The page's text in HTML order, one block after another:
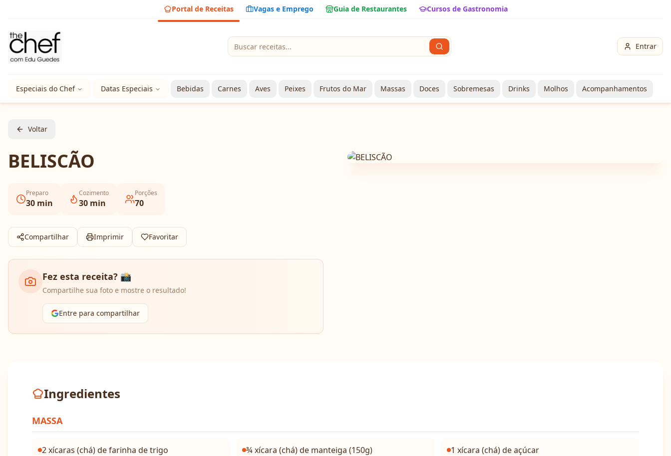
Portal de Receitas Vagas e Emprego Guia de Restaurantes Cursos de Gastronomia
Entrar
Especiais do Chef Datas Especiais Bebidas Carnes Aves Peixes Frutos do Mar Massas Doces Sobremesas Drinks Molhos Acompanhamentos
Voltar
BELISCÃO
Preparo
30 min
Cozimento
30 min
Porções
70
Compartilhar Imprimir Favoritar
Fez esta receita? 📸
Compartilhe sua foto e mostre o resultado!
Entre para compartilhar
Ingredientes
MASSA
2 xícaras (chá) de farinha de trigo ¾ xícara (chá) de manteiga (150g) 1 xícara (chá) de açúcar